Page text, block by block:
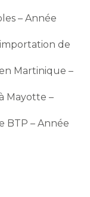
– Année
de
Martinique –
Mayotte –
BTP – Année